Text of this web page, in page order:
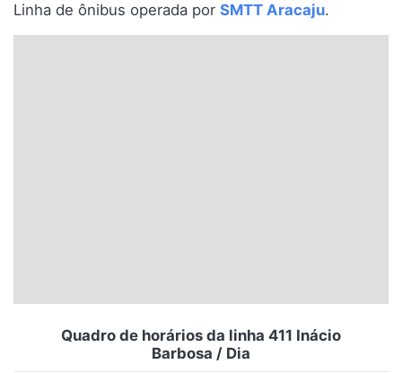
Linha de ônibus operada por SMTT Aracaju.
Quadro de horários da linha 411 Inácio
Barbosa / Dia